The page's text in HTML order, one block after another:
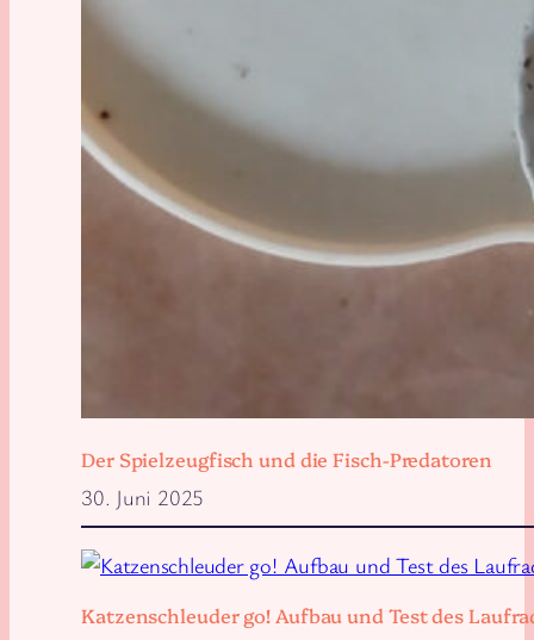
Der Spielzeugfisch und die Fisch-Predatoren
30. Juni 2025
Katzenschleuder go! Aufbau und Test des